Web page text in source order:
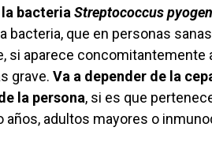
bacteria Streptococcus
bacteria, que en personas
si aparece concomitantemente
grave. Va a depender de la
la persona, si es que
adultos mayores o